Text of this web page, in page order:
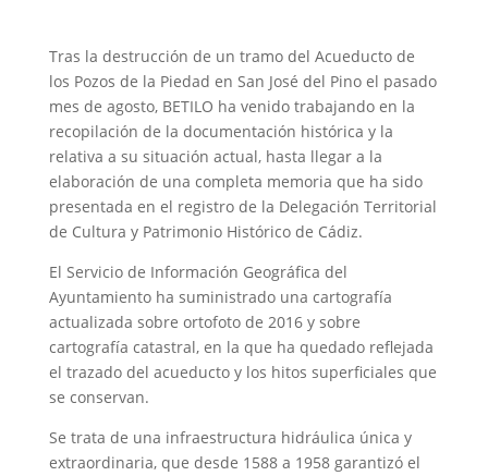
Tras la destrucción de un tramo del Acueducto de
los Pozos de la Piedad en San José del Pino el pasado
mes de agosto, BETILO ha venido trabajando en la
recopilación de la documentación histórica y la
relativa a su situación actual, hasta llegar a la
elaboración de una completa memoria que ha sido
presentada en el registro de la Delegación Territorial
de Cultura y Patrimonio Histórico de Cádiz.
El Servicio de Información Geográfica del
Ayuntamiento ha suministrado una cartografía
actualizada sobre ortofoto de 2016 y sobre
cartografía catastral, en la que ha quedado reflejada
el trazado del acueducto y los hitos superficiales que
se conservan.
Se trata de una infraestructura hidráulica única y
extraordinaria, que desde 1588 a 1958 garantizó el